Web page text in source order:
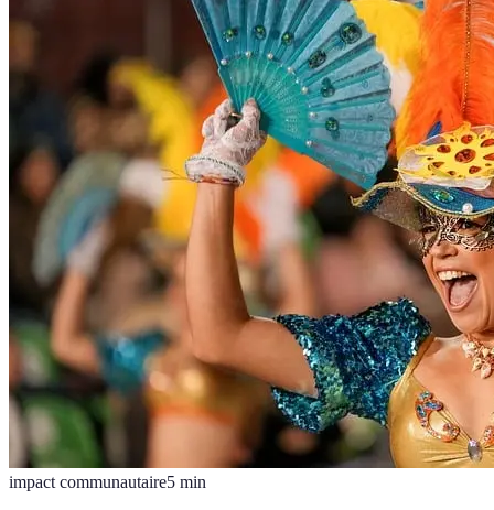
impact communautaire5 min